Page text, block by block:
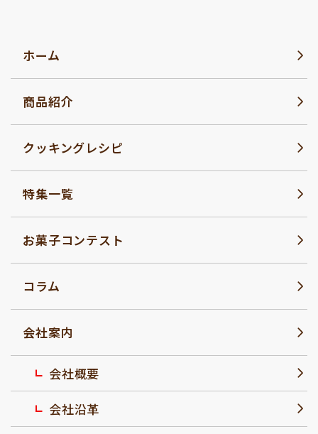
ホーム
商品紹介
クッキングレシピ
特集一覧
お菓子コンテスト
コラム
会社案内
会社概要
会社沿革